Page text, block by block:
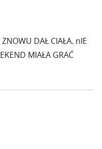
DAŁ CIAŁA. nIE
MIAŁA GRAĆ